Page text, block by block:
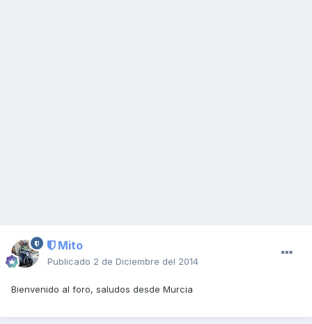
Mito
Publicado 2 de Diciembre del 2014
Bienvenido al foro, saludos desde Murcia